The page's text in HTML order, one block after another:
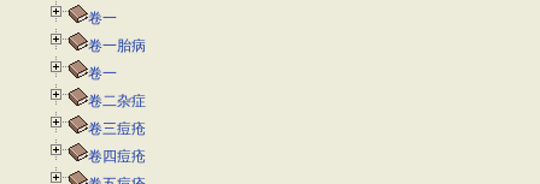
卷一
卷一胎病
卷一
卷二杂症
卷三痘疮
卷四痘疮